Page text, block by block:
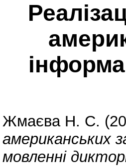
Жмаєва Н. С.
американських
мовленні